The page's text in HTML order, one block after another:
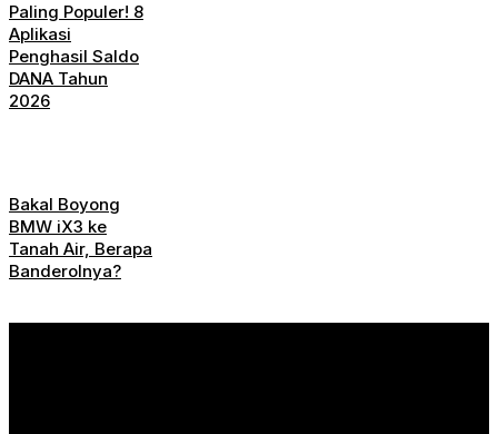
Paling Populer! 8
Aplikasi
Penghasil Saldo
DANA Tahun
2026
Bakal Boyong
BMW iX3 ke
Tanah Air, Berapa
Banderolnya?